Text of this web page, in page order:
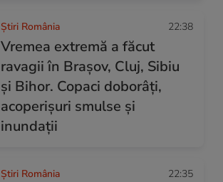
Știri România 22:38
Vremea extremă a făcut
ravagii în Brașov, Cluj, Sibiu
și Bihor. Copaci doborâți,
acoperișuri smulse și
inundații
Știri România 22:35